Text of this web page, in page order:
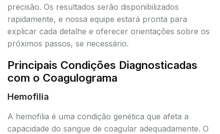
precisão. Os resultados serão disponibilizados
rapidamente, e nossa equipe estará pronta para
explicar cada detalhe e oferecer orientações sobre os
próximos passos, se necessário.
Principais Condições Diagnosticadas
com o Coagulograma
Hemofilia
A hemofilia é uma condição genética que afeta a
capacidade do sangue de coagular adequadamente. O